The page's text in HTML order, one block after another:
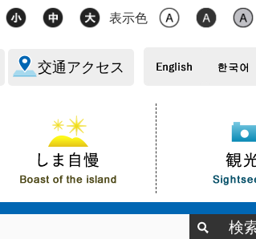
表示色
交通アクセス